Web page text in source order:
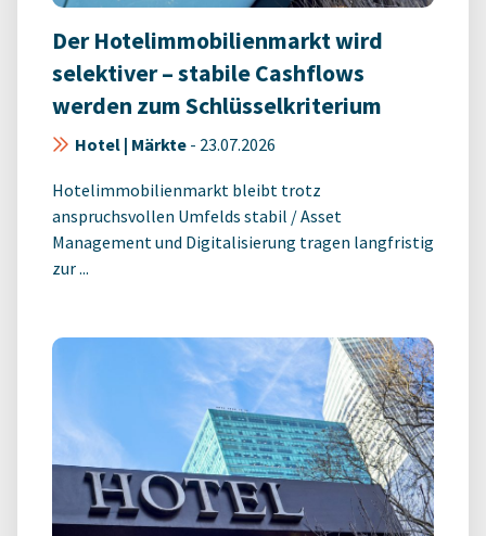
Der Hotelimmobilienmarkt wird
selektiver – stabile Cashflows
werden zum Schlüsselkriterium
Hotel | Märkte - 23.07.2026
Hotelimmobilienmarkt bleibt trotz
anspruchsvollen Umfelds stabil / Asset
Management und Digitalisierung tragen langfristig
zur ...